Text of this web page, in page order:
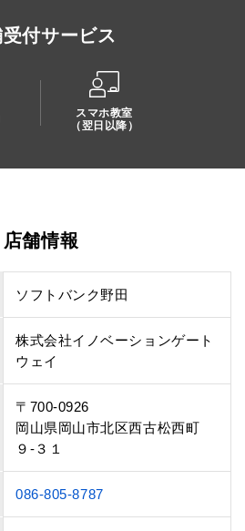
受付サービス
スマホ教室
（翌日以降）
店舗情報
ソフトバンク野田
株式会社イノベーションゲート
ウェイ
〒700-0926
岡山県岡山市北区西古松西町
９‐３１
086-805-8787